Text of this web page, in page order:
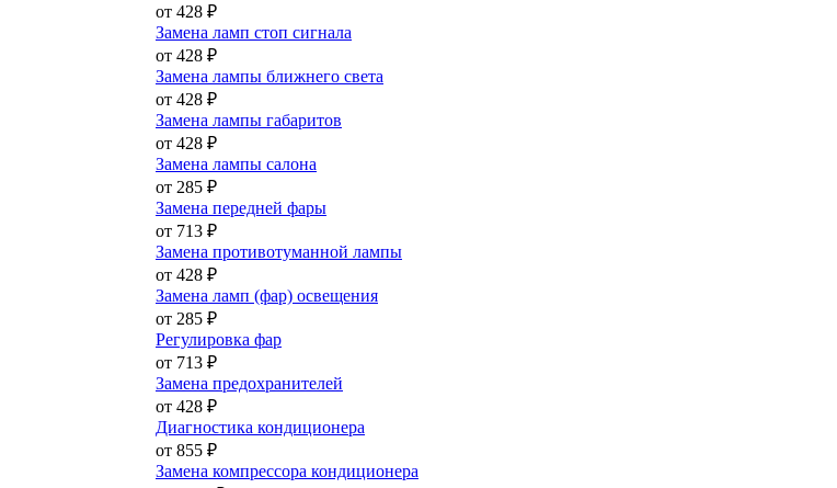
от 428 ₽
Замена ламп стоп сигнала
от 428 ₽
Замена лампы ближнего света
от 428 ₽
Замена лампы габаритов
от 428 ₽
Замена лампы салона
от 285 ₽
Замена передней фары
от 713 ₽
Замена противотуманной лампы
от 428 ₽
Замена ламп (фар) освещения
от 285 ₽
Регулировка фар
от 713 ₽
Замена предохранителей
от 428 ₽
Диагностика кондиционера
от 855 ₽
Замена компрессора кондиционера